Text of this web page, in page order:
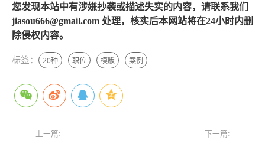
您发现本站中有涉嫌抄袭或描述失实的内容，请联系我们
jiasou666@gmail.com 处理，核实后本网站将在24小时内删
除侵权内容。
标签： 20种 职位 模版 案例
上一篇: 下一篇: